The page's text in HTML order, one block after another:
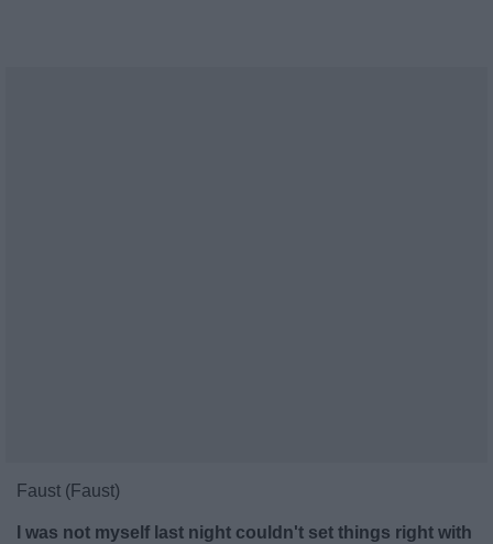
Faust (Faust)
I was not myself last night couldn't set things right with